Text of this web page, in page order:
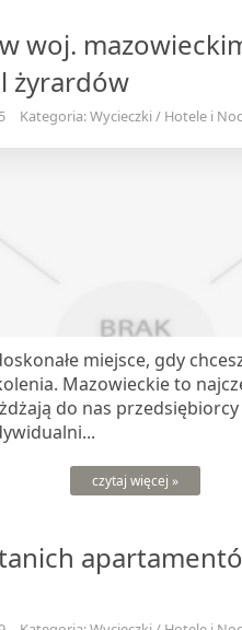
woj.
żyrardów
Kategoria: Wycieczki / Hotele i
miejsce, gdy
Mazowieckie to
do nas
czytaj więcej »